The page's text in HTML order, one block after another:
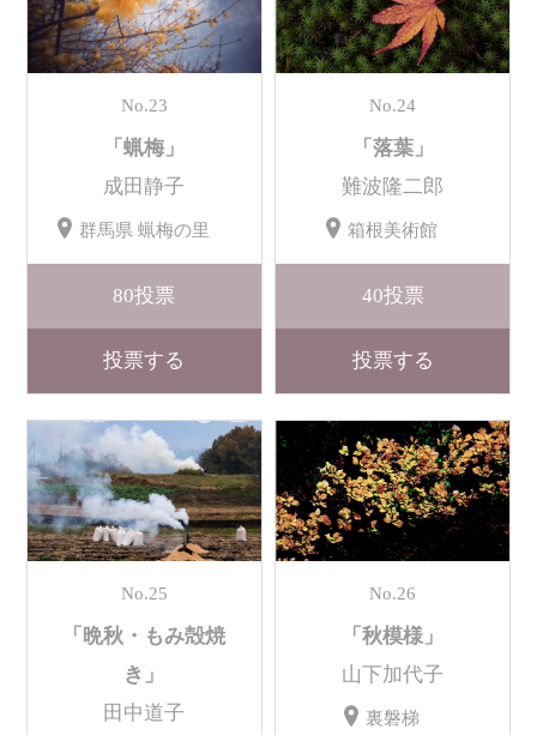
No.23
「蝋梅」
成田静子
群馬県 蝋梅の里
80投票
投票する
No.24
「落葉」
難波隆二郎
箱根美術館
40投票
投票する
No.25
「晩秋・もみ殻焼
き」
田中道子
No.26
「秋模様」
山下加代子
裏磐梯